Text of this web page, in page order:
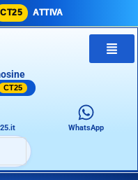
CT25 ATTIVA
CT25
WhatsApp